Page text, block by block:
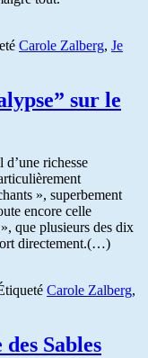
Carole Zalberg, Je
sur le
richesse
», superbement
encore celle
que plusieurs des dix
directement.(…)
Carole Zalberg,
Sables